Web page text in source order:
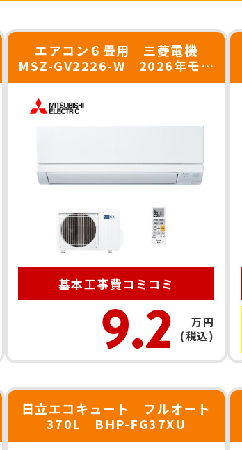
エアコン６畳用 三菱電機
MSZ-GV2226-W 2026年モデ
ル
基本工事費コミコミ
9.2
万円
(税込)
日立エコキュート フルオート
370L BHP-FG37XU